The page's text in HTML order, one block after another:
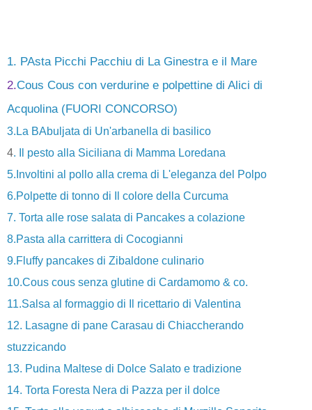
1. PAsta Picchi Pacchiu di La Ginestra e il Mare
2.Cous Cous con verdurine e polpettine di Alici di
Acquolina (FUORI CONCORSO)
3.La BAbuljata di Un'arbanella di basilico
4. Il pesto alla Siciliana di Mamma Loredana
5.Involtini al pollo alla crema di L'eleganza del Polpo
6.Polpette di tonno di Il colore della Curcuma
7. Torta alle rose salata di Pancakes a colazione
8.Pasta alla carrittera di Cocogianni
9.Fluffy pancakes di Zibaldone culinario
10.Cous cous senza glutine di Cardamomo & co.
11.Salsa al formaggio di Il ricettario di Valentina
12. Lasagne di pane Carasau di Chiaccherando
stuzzicando
13. Pudina Maltese di Dolce Salato e tradizione
14. Torta Foresta Nera di Pazza per il dolce